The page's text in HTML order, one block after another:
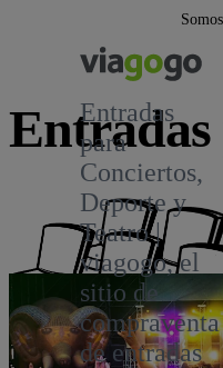
Entradas
para
Conciertos,
Deporte y
Teatro |
viagogo, el
sitio de
compraventa
de entradas